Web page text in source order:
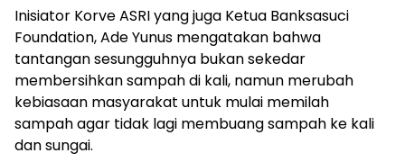
Inisiator Korve ASRI yang juga Ketua Banksasuci
Foundation, Ade Yunus mengatakan bahwa
tantangan sesungguhnya bukan sekedar
membersihkan sampah di kali, namun merubah
kebiasaan masyarakat untuk mulai memilah
sampah agar tidak lagi membuang sampah ke kali
dan sungai.